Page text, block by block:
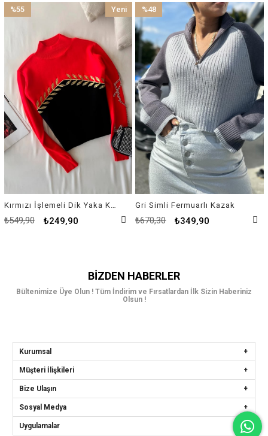
₺249,90
₺549,90
%55
%55İndirim
Yeni
Gri Simli Fermuarlı Kazak
₺349,90
₺670,30
%48
İndirim
%48İndirim
BIZDEN HABERLER
Bültenimize Üye Olun ! Tüm İndirim ve Fırsatlardan İlk Sizin Haberiniz
Olsun !
Kurumsal
Müşteri İlişkileri
Bize Ulaşın
Sosyal Medya
Uygulamalar